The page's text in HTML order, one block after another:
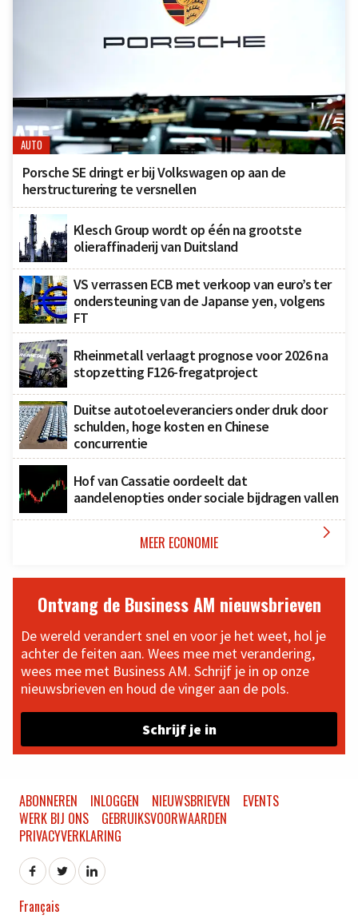
AUTO
Porsche SE dringt er bij Volkswagen op aan de
herstructurering te versnellen
Klesch Group wordt op één na grootste
olieraffinaderij van Duitsland
VS verrassen ECB met verkoop van euro’s ter
ondersteuning van de Japanse yen, volgens
FT
Rheinmetall verlaagt prognose voor 2026 na
stopzetting F126-fregatproject
Duitse autotoeleveranciers onder druk door
schulden, hoge kosten en Chinese
concurrentie
Hof van Cassatie oordeelt dat
aandelenopties onder sociale bijdragen vallen
MEER ECONOMIE 
Ontvang de Business AM nieuwsbrieven
De wereld verandert snel en voor je het weet, hol je
achter de feiten aan. Wees mee met verandering,
wees mee met Business AM. Schrijf je in op onze
nieuwsbrieven en houd de vinger aan de pols.
Schrijf je in
ABONNEREN INLOGGEN NIEUWSBRIEVEN
EVENTS
WERK BIJ ONS
GEBRUIKSVOORWAARDEN
PRIVACYVERKLARING
Français